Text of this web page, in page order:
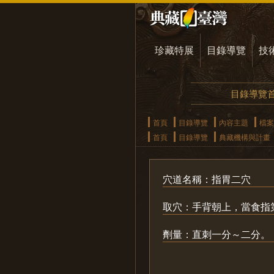
珍藏特展 目錄導覽 技
目錄導覽
首頁 目錄導覽 內容主題
檔案
首頁
目錄導覽 典藏機構與計畫
穴道名稱：指胃二穴
取穴：手背朝上，當食
劑量：直刺一分～二分。